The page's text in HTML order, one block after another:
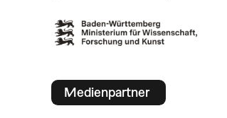
Medienpartner